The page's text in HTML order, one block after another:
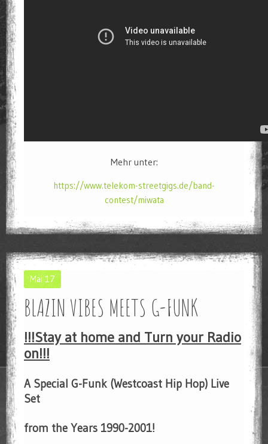
Mehr unter:
https://www.telekom-streetgigs.de/band-
contest/miwata
Mai 17
BLAZIN VIBES MEETS G-FUNK
!!!Stay at home and Turn your Radio
on!!!
A Special G-Funk (Westcoast Hip Hop) Live
Set
from the Years 1990-2001!